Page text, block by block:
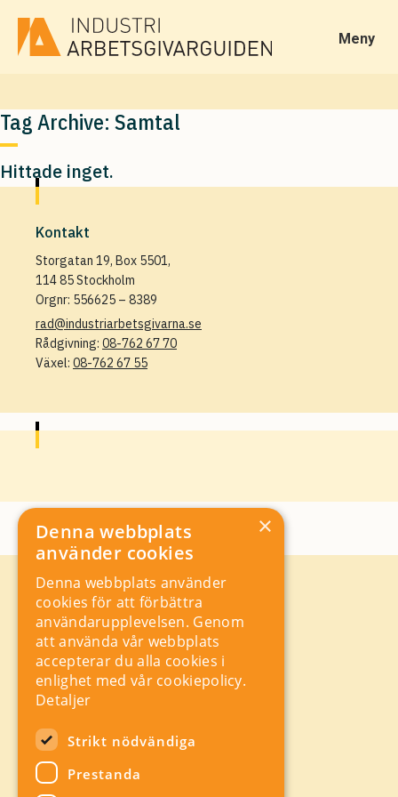
Meny
Tag Archive: Samtal
Hittade inget.
Kontakt
Storgatan 19, Box 5501,
114 85 Stockholm
Orgnr: 556625 – 8389
rad@industriarbetsgivarna.se
Rådgivning: 08-762 67 70
Växel: 08-762 67 55
Kontakt
Storgatan 19, Box 5501,
114 85 Stockholm
Orgnr: 556625 – 8389
rad@industriarbetsgivarna.se
Rådgivning:08-762 67 70
Växel:08-762 67 55
Hitta snabbt
A-Ö
×
Denna webbplats
använder cookies
Denna webbplats använder
cookies för att förbättra
användarupplevelsen. Genom
att använda vår webbplats
accepterar du alla cookies i
enlighet med vår cookiepolicy.
Detaljer
Strikt nödvändiga
Prestanda